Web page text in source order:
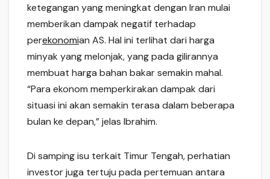
ketegangan yang meningkat dengan Iran mulai
memberikan dampak negatif terhadap
perekonomian AS. Hal ini terlihat dari harga
minyak yang melonjak, yang pada gilirannya
membuat harga bahan bakar semakin mahal.
“Para ekonom memperkirakan dampak dari
situasi ini akan semakin terasa dalam beberapa
bulan ke depan,” jelas Ibrahim.
Di samping isu terkait Timur Tengah, perhatian
investor juga tertuju pada pertemuan antara